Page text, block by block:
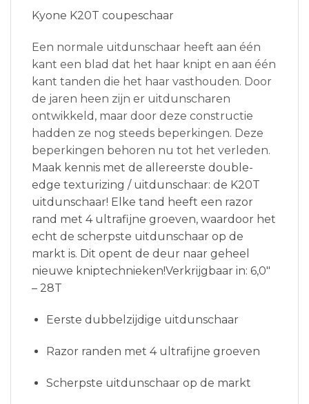
Kyone K20T coupeschaar
Een normale uitdunschaar heeft aan één
kant een blad dat het haar knipt en aan één
kant tanden die het haar vasthouden. Door
de jaren heen zijn er uitdunscharen
ontwikkeld, maar door deze constructie
hadden ze nog steeds beperkingen. Deze
beperkingen behoren nu tot het verleden.
Maak kennis met de allereerste double-
edge texturizing / uitdunschaar: de K20T
uitdunschaar! Elke tand heeft een razor
rand met 4 ultrafijne groeven, waardoor het
echt de scherpste uitdunschaar op de
markt is. Dit opent de deur naar geheel
nieuwe kniptechnieken!Verkrijgbaar in: 6,0″
– 28T
Eerste dubbelzijdige uitdunschaar
Razor randen met 4 ultrafijne groeven
Scherpste uitdunschaar op de markt